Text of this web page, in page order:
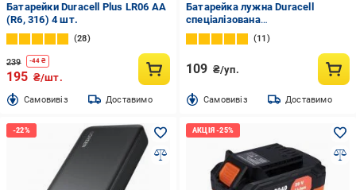
Батарейки Duracell Plus LR06 AA
(R6, 316) 4 шт.
28
239 -44 ₴
195 ₴/шт.
Cамовивіз Доставимо
Батарейка лужна Duracell
спеціалізована
A27/27A/V27A/8LR732 MN27 1
шт. (81421921)
11
109 ₴/уп.
Cамовивіз Доставимо